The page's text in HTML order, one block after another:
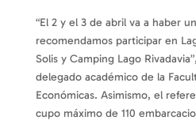
“El 2 y el 3 de abril va a haber
recomendamos participar en
Solis y Camping Lago
delegado académico de la
Económicas. Asimismo, el
cupo máximo de 110